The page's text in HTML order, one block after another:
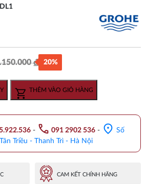
₫
Giá
gốc
là:
Giá
hiện
tại
1.720.000 ₫.
20%
THÊM VÀO GIỎ HÀNG
- call 091 2902 536 - location_on Số
Triều - Thanh Trì - Hà Nội
CAM KẾT CHÍNH HÃNG